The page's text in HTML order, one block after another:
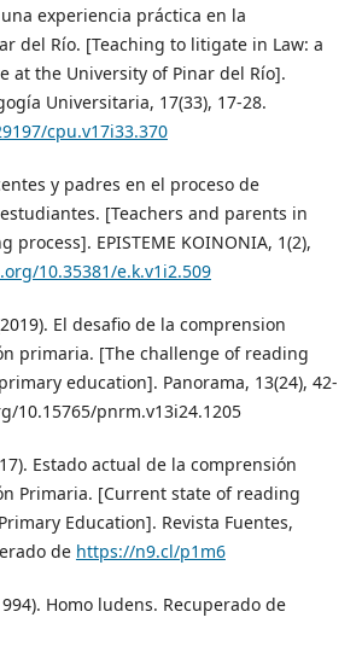
experiencia práctica en la
del Río. [Teaching to litigate in Law: a
at the University of Pinar del Río].
Universitaria, 17(33), 17-28.
cpu.v17i33.370
y padres en el proceso de
[Teachers and parents in
EPISTEME KOINONIA, 1(2),
10.35381/e.k.v1i2.509
El desafio de la comprension
primaria. [The challenge of reading
education]. Panorama, 13(24), 42-
10.15765/pnrm.v13i24.1205
Estado actual de la comprensión
Primaria. [Current state of reading
Education]. Revista Fuentes,
de https://n9.cl/p1m6
Homo ludens. Recuperado de